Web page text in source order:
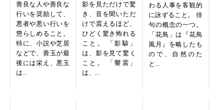
善良な人や善良な
行いを奨励して、
悪者や悪い行いを
懲らしめること。
特に、小説や芝居
などで、善玉が最
後には栄え、悪玉
は...
影を見ただけで驚
き、音を聞いただ
けで震えるほど、
ひどく驚き怖れる
こと。 「影駭」
は、影を見て驚く
こと。 「響震」
は、...
わる人事を客観的
に詠ずること。 俳
句の概念の一つ。
「花鳥」は『花鳥
風月』を略したも
ので、自然のた
と...